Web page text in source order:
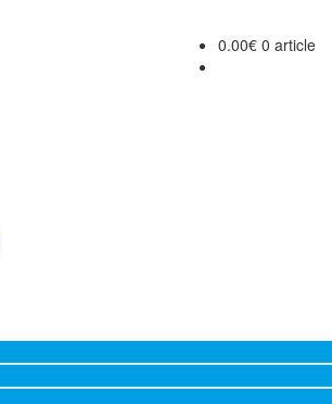
0.00€ 0 article